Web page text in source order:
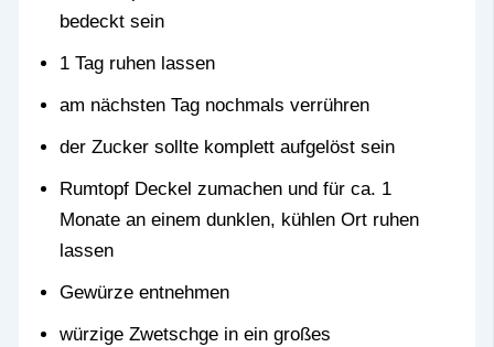
bedeckt sein
1 Tag ruhen lassen
am nächsten Tag nochmals verrühren
der Zucker sollte komplett aufgelöst sein
Rumtopf Deckel zumachen und für ca. 1
Monate an einem dunklen, kühlen Ort ruhen
lassen
Gewürze entnehmen
würzige Zwetschge in ein großes